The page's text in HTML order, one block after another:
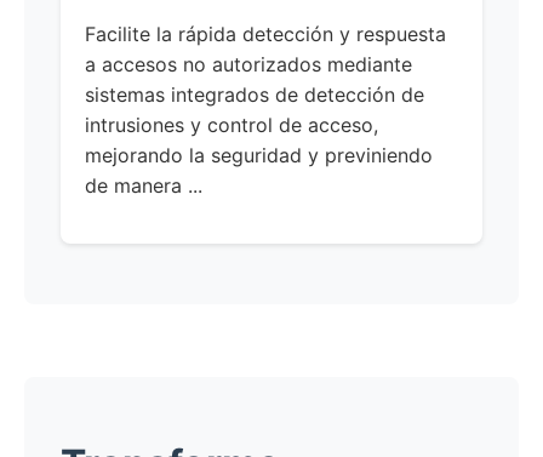
Facilite la rápida detección y respuesta
a accesos no autorizados mediante
sistemas integrados de detección de
intrusiones y control de acceso,
mejorando la seguridad y previniendo
de manera ...